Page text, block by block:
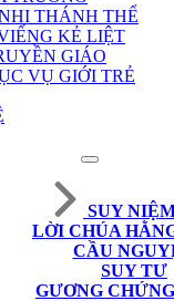
THÁNH THỂ
KẺ LIỆT
GIÁO
VỤ GIỚI TRẺ
SUY
LỜI CHÚA
CẦU
SUY TƯ
GƯƠNG